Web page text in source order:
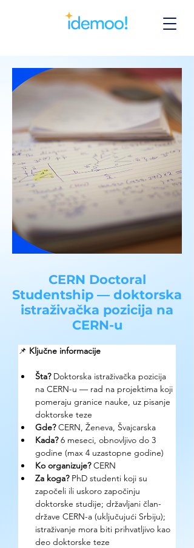
CERN Doctoral
Studentship — doktorska
istraživačka pozicija na
CERN-u
📌 Ključne informacije
Šta? Doktorska istraživačka pozicija
na CERN-u — rad na projektima koji
pomeraju granice nauke, uz pisanje
doktorske teze
Gde? CERN, Ženeva, Švajcarska
Kada? 6 meseci, obnovljivo do 3
godine (max 4 uzastopne godine)
Ko organizuje? CERN
Za koga? PhD studenti koji su
započeli ili uskoro započinju
doktorske studije; državljani član-
države CERN-a (uključujući Srbiju);
istraživanje mora biti prihvatljivo kao
deo doktorske teze